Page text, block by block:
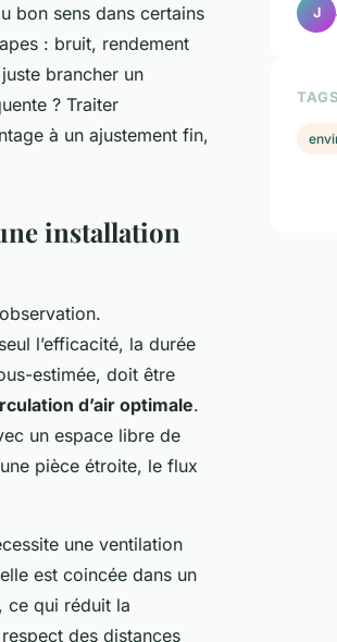
bon sens dans certains
: bruit, rendement
brancher un
? Traiter
à un ajustement fin,
installation
l’efficacité, la durée
estimée, doit être
d’air optimale.
un espace libre de
pièce étroite, le flux
une ventilation
est coincée dans un
ce qui réduit la
des distances
J
TAGS